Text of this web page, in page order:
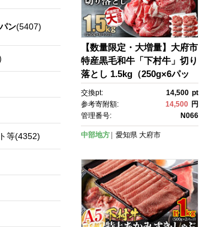
【数量限定・大増量】大府市
特産黒毛和牛「下村牛」切り
落とし 1.5kg（250g×6パッ
ク）
交換pt: 14,500 pt
参考寄附額:
14,500 円
管理番号:
N066
中部地方 愛知県 大府市
ン(5407)
等(4352)